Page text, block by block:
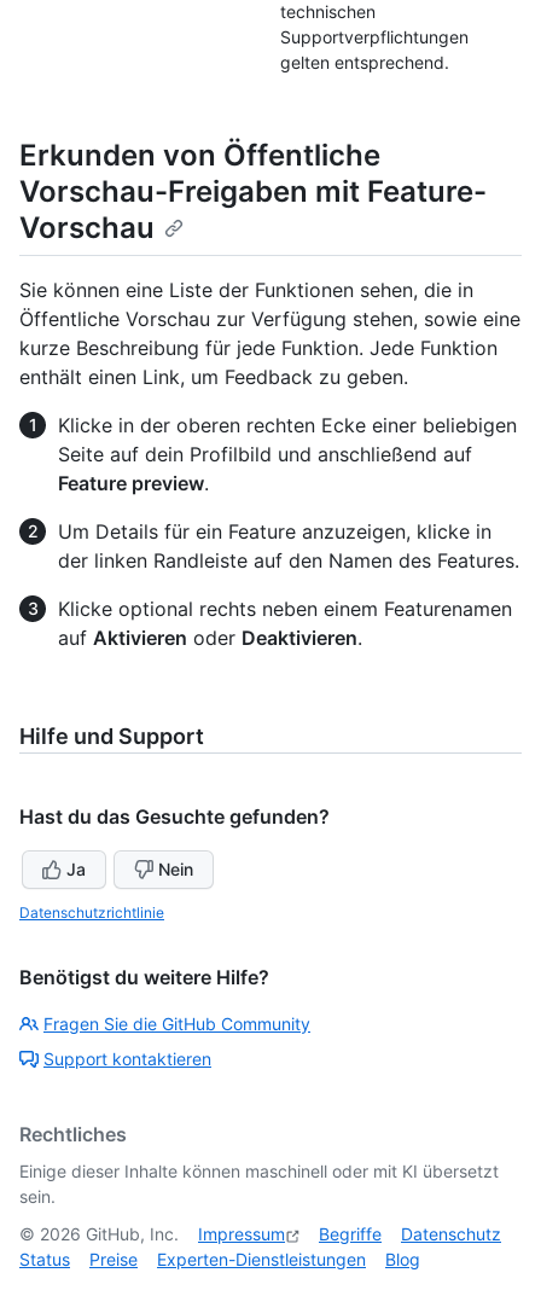
technischen
Supportverpflichtungen
gelten entsprechend.
Erkunden von Öffentliche
Vorschau-Freigaben mit Feature-
Vorschau
Sie können eine Liste der Funktionen sehen, die in
Öffentliche Vorschau zur Verfügung stehen, sowie eine
kurze Beschreibung für jede Funktion. Jede Funktion
enthält einen Link, um Feedback zu geben.
Klicke in der oberen rechten Ecke einer beliebigen
Seite auf dein Profilbild und anschließend auf
Feature preview.
Um Details für ein Feature anzuzeigen, klicke in
der linken Randleiste auf den Namen des Features.
Klicke optional rechts neben einem Featurenamen
auf Aktivieren oder Deaktivieren.
Hilfe und Support
Hast du das Gesuchte gefunden?
Ja Nein
Datenschutzrichtlinie
Benötigst du weitere Hilfe?
Fragen Sie die GitHub Community
Support kontaktieren
Rechtliches
Einige dieser Inhalte können maschinell oder mit KI übersetzt
sein.
© 2026 GitHub, Inc. Impressum Begriffe
Datenschutz
Status
Preise Experten-Dienstleistungen Blog